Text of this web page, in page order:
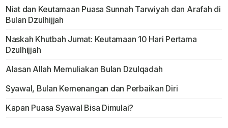
Niat dan Keutamaan Puasa Sunnah Tarwiyah dan Arafah di
Bulan Dzulhijjah
Naskah Khutbah Jumat: Keutamaan 10 Hari Pertama
Dzulhijjah
Alasan Allah Memuliakan Bulan Dzulqadah
Syawal, Bulan Kemenangan dan Perbaikan Diri
Kapan Puasa Syawal Bisa Dimulai?